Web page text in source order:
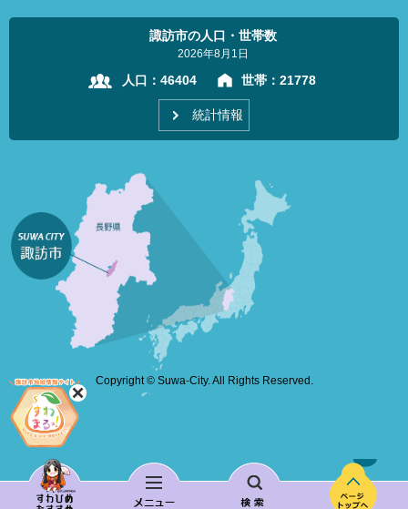
諏訪市の人口・世帯数
2026年8月1日
人口： 46404 世帯： 21778
統計情報
Copyright © Suwa-City. All Rights Reserved.